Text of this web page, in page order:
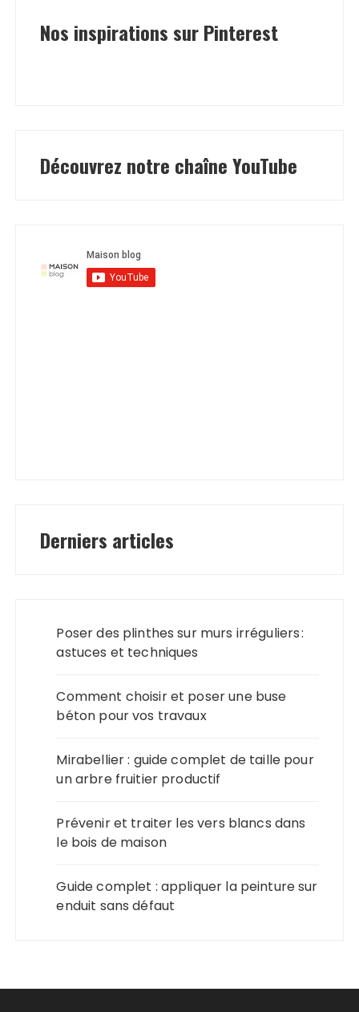
Nos inspirations sur Pinterest
Découvrez notre chaîne YouTube
Derniers articles
Poser des plinthes sur murs irréguliers :
astuces et techniques
Comment choisir et poser une buse
béton pour vos travaux
Mirabellier : guide complet de taille pour
un arbre fruitier productif
Prévenir et traiter les vers blancs dans
le bois de maison
Guide complet : appliquer la peinture sur
enduit sans défaut